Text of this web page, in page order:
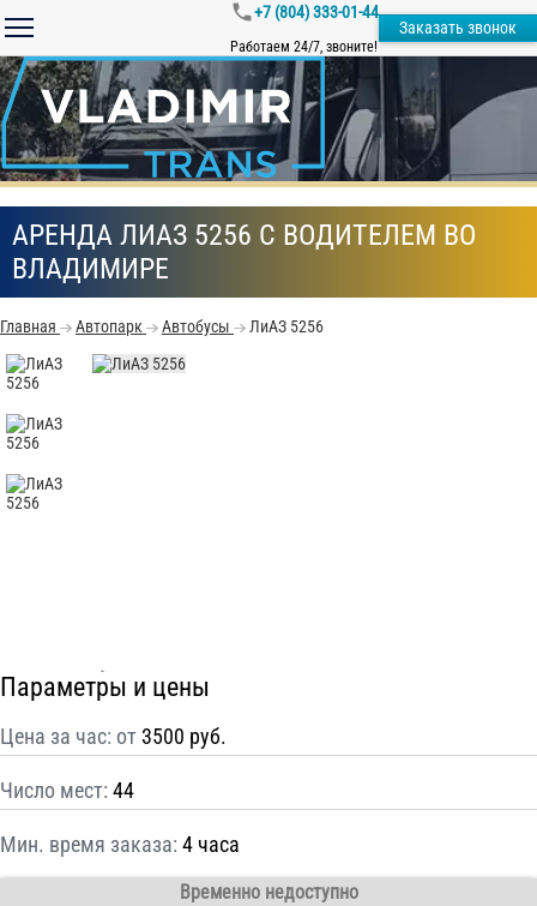
+7 (804) 333-01-44
Работаем 24/7, звоните!
Заказать звонок
АРЕНДА ЛИАЗ 5256 С ВОДИТЕЛЕМ ВО
ВЛАДИМИРЕ
Главная Автопарк Автобусы ЛиАЗ 5256
Параметры и цены
Цена за час: от 3500 руб.
Число мест: 44
Мин. время заказа: 4 часа
Временно недоступно